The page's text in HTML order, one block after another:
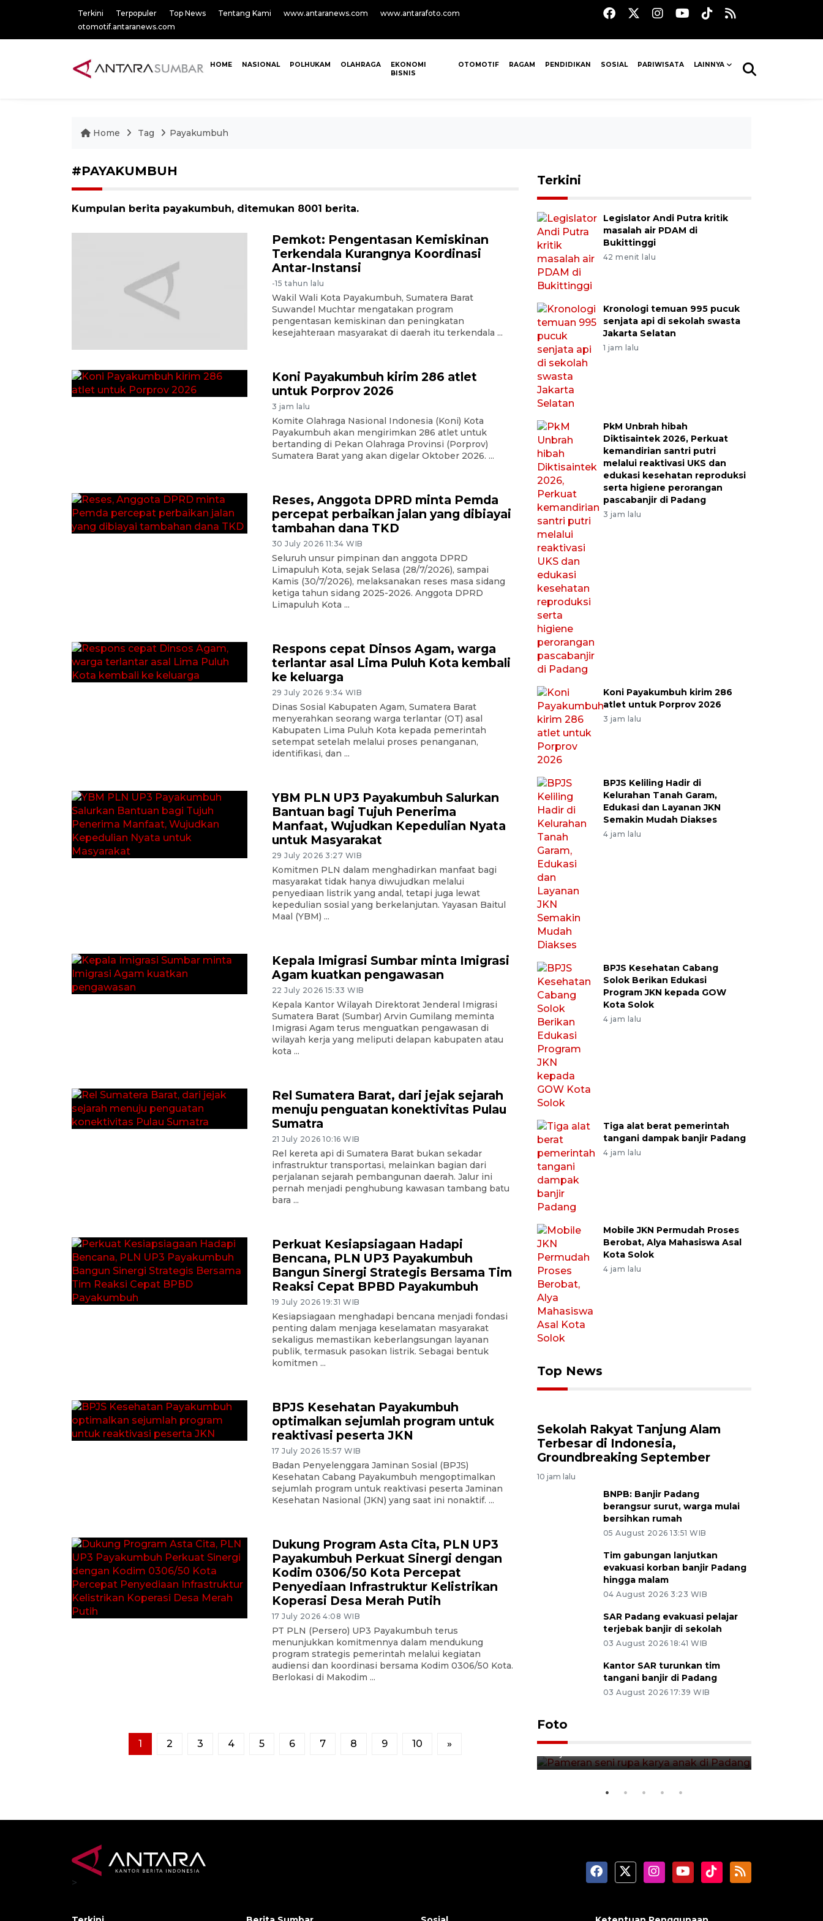
Terkini Terpopuler Top News Tentang Kami www.antaranews.com
www.antarafoto.com
otomotif.antaranews.com
HOME NASIONAL POLHUKAM OLAHRAGA
EKONOMI
BISNIS
OTOMOTIF RAGAM PENDIDIKAN SOSIAL PARIWISATA LAINNYA
Home Tag Payakumbuh
#PAYAKUMBUH
Kumpulan berita payakumbuh, ditemukan 8001 berita.
Pemkot: Pengentasan Kemiskinan
Terkendala Kurangnya Koordinasi
Antar-Instansi
-15 tahun lalu
Wakil Wali Kota Payakumbuh, Sumatera Barat
Suwandel Muchtar mengatakan program
pengentasan kemiskinan dan peningkatan
kesejahteraan masyarakat di daerah itu terkendala ...
Koni Payakumbuh kirim 286 atlet
untuk Porprov 2026
3 jam lalu
Komite Olahraga Nasional Indonesia (Koni) Kota
Payakumbuh akan mengirimkan 286 atlet untuk
bertanding di Pekan Olahraga Provinsi (Porprov)
Sumatera Barat yang akan digelar Oktober 2026. ...
Reses, Anggota DPRD minta Pemda
percepat perbaikan jalan yang dibiayai
tambahan dana TKD
30 July 2026 11:34 WIB
Seluruh unsur pimpinan dan anggota DPRD
Limapuluh Kota, sejak Selasa (28/7/2026), sampai
Kamis (30/7/2026), melaksanakan reses masa sidang
ketiga tahun sidang 2025-2026. Anggota DPRD
Limapuluh Kota ...
Respons cepat Dinsos Agam, warga
terlantar asal Lima Puluh Kota kembali
ke keluarga
29 July 2026 9:34 WIB
Dinas Sosial Kabupaten Agam, Sumatera Barat
menyerahkan seorang warga terlantar (OT) asal
Kabupaten Lima Puluh Kota kepada pemerintah
setempat setelah melalui proses penanganan,
identifikasi, dan ...
YBM PLN UP3 Payakumbuh Salurkan
Bantuan bagi Tujuh Penerima
Manfaat, Wujudkan Kepedulian Nyata
untuk Masyarakat
29 July 2026 3:27 WIB
Komitmen PLN dalam menghadirkan manfaat bagi
masyarakat tidak hanya diwujudkan melalui
penyediaan listrik yang andal, tetapi juga lewat
kepedulian sosial yang berkelanjutan. Yayasan Baitul
Maal (YBM) ...
Kepala Imigrasi Sumbar minta Imigrasi
Agam kuatkan pengawasan
22 July 2026 15:33 WIB
Kepala Kantor Wilayah Direktorat Jenderal Imigrasi
Sumatera Barat (Sumbar) Arvin Gumilang meminta
Imigrasi Agam terus menguatkan pengawasan di
wilayah kerja yang meliputi delapan kabupaten atau
kota ...
Rel Sumatera Barat, dari jejak sejarah
menuju penguatan konektivitas Pulau
Sumatra
21 July 2026 10:16 WIB
Rel kereta api di Sumatera Barat bukan sekadar
infrastruktur transportasi, melainkan bagian dari
perjalanan sejarah pembangunan daerah. Jalur ini
pernah menjadi penghubung kawasan tambang batu
bara ...
Perkuat Kesiapsiagaan Hadapi
Bencana, PLN UP3 Payakumbuh
Bangun Sinergi Strategis Bersama Tim
Reaksi Cepat BPBD Payakumbuh
19 July 2026 19:31 WIB
Kesiapsiagaan menghadapi bencana menjadi fondasi
penting dalam menjaga keselamatan masyarakat
sekaligus memastikan keberlangsungan layanan
publik, termasuk pasokan listrik. Sebagai bentuk
komitmen ...
BPJS Kesehatan Payakumbuh
optimalkan sejumlah program untuk
reaktivasi peserta JKN
17 July 2026 15:57 WIB
Badan Penyelenggara Jaminan Sosial (BPJS)
Kesehatan Cabang Payakumbuh mengoptimalkan
sejumlah program untuk reaktivasi peserta Jaminan
Kesehatan Nasional (JKN) yang saat ini nonaktif. ...
Dukung Program Asta Cita, PLN UP3
Payakumbuh Perkuat Sinergi dengan
Kodim 0306/50 Kota Percepat
Penyediaan Infrastruktur Kelistrikan
Koperasi Desa Merah Putih
17 July 2026 4:08 WIB
PT PLN (Persero) UP3 Payakumbuh terus
menunjukkan komitmennya dalam mendukung
program strategis pemerintah melalui kegiatan
audiensi dan koordinasi bersama Kodim 0306/50 Kota.
Berlokasi di Makodim ...
1 2 3 4 5 6 7 8 9 10 »
Terkini
Legislator Andi Putra kritik
masalah air PDAM di
Bukittinggi
42 menit lalu
Kronologi temuan 995 pucuk
senjata api di sekolah swasta
Jakarta Selatan
1 jam lalu
PkM Unbrah hibah
Diktisaintek 2026, Perkuat
kemandirian santri putri
melalui reaktivasi UKS dan
edukasi kesehatan reproduksi
serta higiene perorangan
pascabanjir di Padang
3 jam lalu
Koni Payakumbuh kirim 286
atlet untuk Porprov 2026
3 jam lalu
BPJS Keliling Hadir di
Kelurahan Tanah Garam,
Edukasi dan Layanan JKN
Semakin Mudah Diakses
4 jam lalu
BPJS Kesehatan Cabang
Solok Berikan Edukasi
Program JKN kepada GOW
Kota Solok
4 jam lalu
Tiga alat berat pemerintah
tangani dampak banjir Padang
4 jam lalu
Mobile JKN Permudah Proses
Berobat, Alya Mahasiswa Asal
Kota Solok
4 jam lalu
Top News
Sekolah Rakyat Tanjung Alam
Terbesar di Indonesia,
Groundbreaking September
10 jam lalu
BNPB: Banjir Padang
berangsur surut, warga mulai
bersihkan rumah
05 August 2026 13:51 WIB
Tim gabungan lanjutkan
evakuasi korban banjir Padang
hingga malam
04 August 2026 3:23 WIB
SAR Padang evakuasi pelajar
terjebak banjir di sekolah
03 August 2026 18:41 WIB
Kantor SAR turunkan tim
tangani banjir di Padang
03 August 2026 17:39 WIB
Foto
Kopdes Merah Putih di
Sumbar
Pameran seni rupa karya anak
di Padang
>